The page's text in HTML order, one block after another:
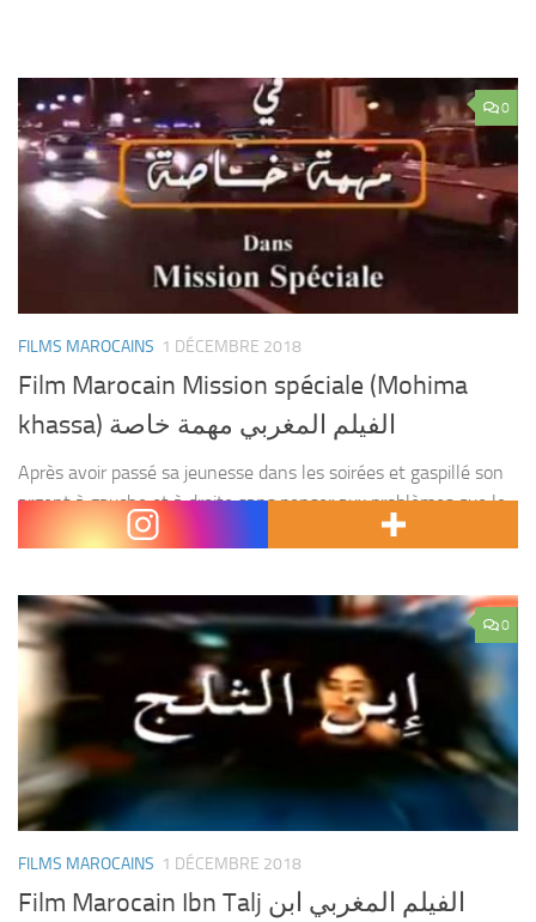
0
FILMS MAROCAINS 1 DÉCEMBRE 2018
Film Marocain Mission spéciale (Mohima
khassa) الفيلم المغربي مهمة خاصة
Après avoir passé sa jeunesse dans les soirées et gaspillé son
argent à gauche et à droite sans penser aux problèmes que le
future lui réserve, Omar tombe malade et perd la santé ce...
0
FILMS MAROCAINS 1 DÉCEMBRE 2018
Film Marocain Ibn Talj الفيلم المغربي ابن